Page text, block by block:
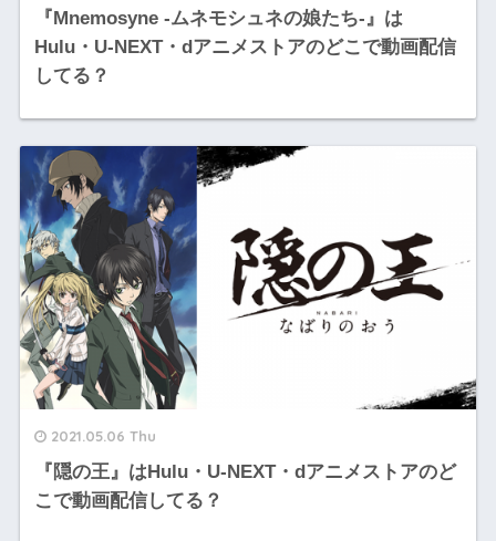
『Mnemosyne -ムネモシュネの娘たち-』は
Hulu・U-NEXT・dアニメストアのどこで動画配信
してる？
2021.05.06 Thu
『隠の王』はHulu・U-NEXT・dアニメストアのど
こで動画配信してる？